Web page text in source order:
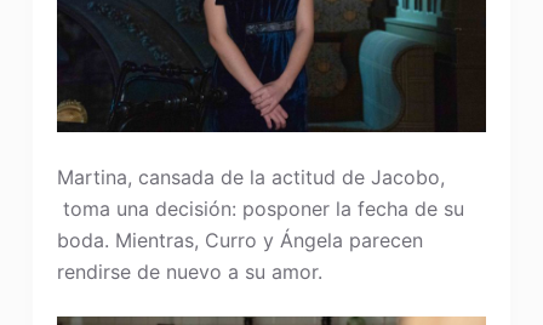
Martina, cansada de la actitud de Jacobo,
toma una decisión: posponer la fecha de su
boda. Mientras, Curro y Ángela parecen
rendirse de nuevo a su amor.